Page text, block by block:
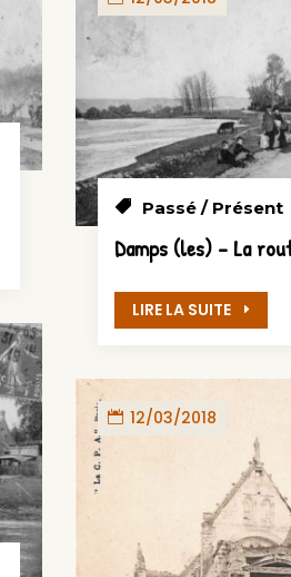
Passé / Présent
LIRE LA SUITE
12/03/2018